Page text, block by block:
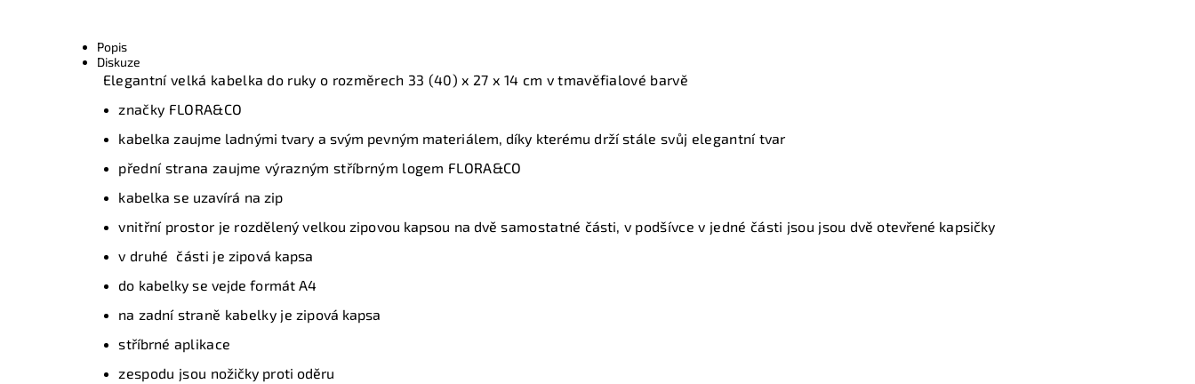
Popis
Diskuze
Elegantní velká kabelka do ruky o rozměrech 33 (40) x 27 x 14 cm v tmavěfialové barvě
značky FLORA&CO
kabelka zaujme ladnými tvary a svým pevným materiálem, díky kterému držístále svůj elegantní tvar
přední strana zaujme výrazným stříbrným logem FLORA&CO
kabelka se uzavírá na zip
vnitřní prostor je rozdělený velkou zipovou kapsou na dvěsamostatné části, v podšívce v jedné části jsou jsou dvě otevřené kapsičky
v druhé části jezipová kapsa
do kabelky se vejde formát A4
na zadnístraně kabelky jezipová kapsa
stříbrné aplikace
zespodu jsou nožičky proti oděru